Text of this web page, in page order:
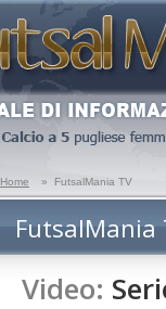
Home » FutsalMania TV
FutsalMania
Video: